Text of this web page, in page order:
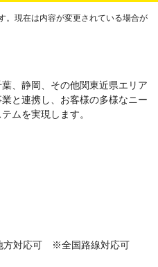
現在は内容が変更されている場合が
、静岡、その他関東近県エリア
と連携し、お客様の多様なニー
ムを実現します。
対応可 ※全国路線対応可